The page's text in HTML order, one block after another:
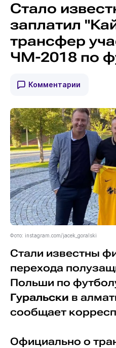
Стало
заплатил
трансфер
ЧМ-2018 по
Комментарии
Фото: instagram.com/jacek_goralski
Стали известны
перехода
Польши по
Гуральски в
сообщает
Официально о